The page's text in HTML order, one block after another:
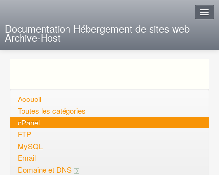
Documentation Hébergement de sites web
Archive-Host
Questions ouvertes
Voulez-vous vous inscrire?
Connexion
Accueil
Toutes les catégories
cPanel
FTP
MySQL
Email
Domaine et DNS